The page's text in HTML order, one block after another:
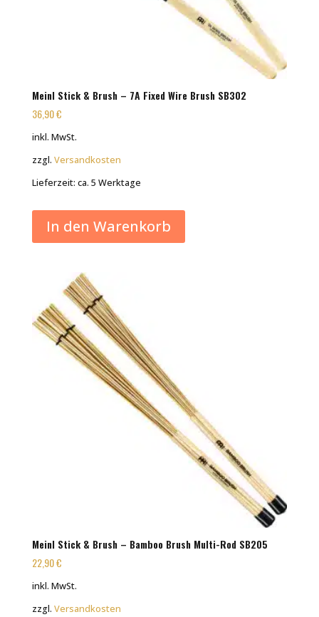
Meinl Stick & Brush – 7A Fixed Wire Brush SB302
36,90€
inkl. MwSt.
zzgl. Versandkosten
Lieferzeit: ca. 5 Werktage
In den Warenkorb
Meinl Stick & Brush – Bamboo Brush Multi-Rod SB205
22,90€
inkl. MwSt.
zzgl. Versandkosten